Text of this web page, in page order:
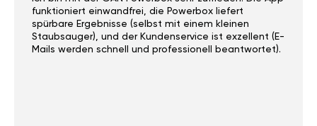
funktioniert einwandfrei, die Powerbox liefert
spürbare Ergebnisse (selbst mit einem kleinen
Staubsauger), und der Kundenservice ist exzellent (E-
Mails werden schnell und professionell beantwortet).